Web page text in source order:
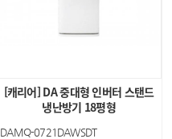
[캐리어] DA 중대형 인버터 스탠드
냉난방기 18평형
DAMQ-0721DAWSDT